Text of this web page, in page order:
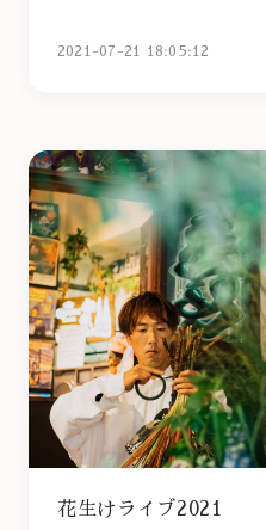
2021-07-21 18:05:12
花生けライブ2021